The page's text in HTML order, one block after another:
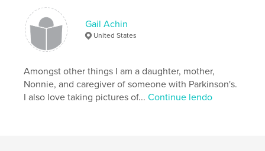
Gail Achin
United States
Amongst other things I am a daughter, mother,
Nonnie, and caregiver of someone with Parkinson's.
I also love taking pictures of...Continue lendo